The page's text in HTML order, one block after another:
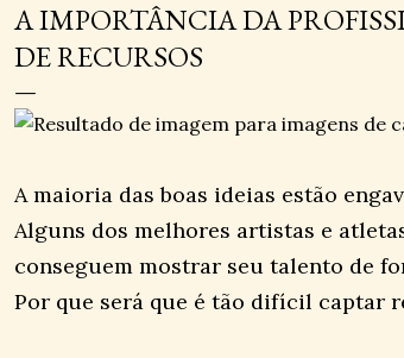
A IMPORTÂNCIA DA
DE RECURSOS
A maioria das boas ideias estão
Alguns dos melhores artistas e
conseguem mostrar seu talento de
Por que será que é tão difícil captar